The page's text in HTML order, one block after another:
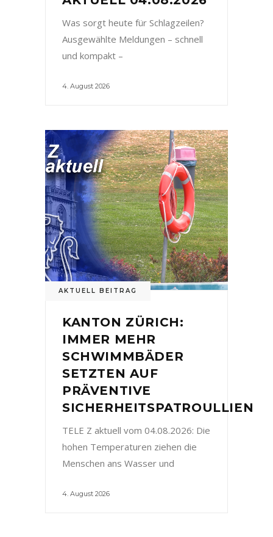
Was sorgt heute für Schlagzeilen?
Ausgewählte Meldungen – schnell
und kompakt –
4. August 2026
AKTUELL BEITRAG
KANTON ZÜRICH:
IMMER MEHR
SCHWIMMBÄDER
SETZTEN AUF
PRÄVENTIVE
SICHERHEITSPATROULLIEN
TELE Z aktuell vom 04.08.2026: Die
hohen Temperaturen ziehen die
Menschen ans Wasser und
4. August 2026